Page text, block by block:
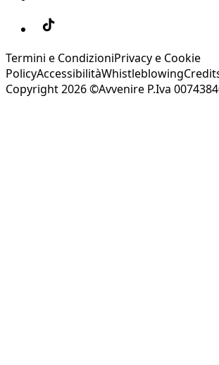
Termini e CondizioniPrivacy e Cookie
PolicyAccessibilitàWhistleblowing
Copyright 2026 ©Avvenire P.Iva